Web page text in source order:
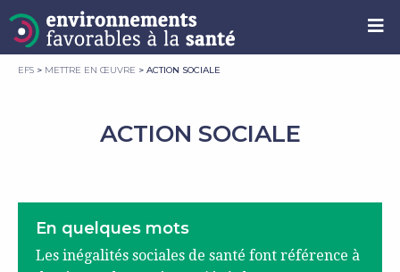
EFS > METTRE EN ŒUVRE > ACTION SOCIALE
ACTION SOCIALE
En quelques mots
Les inégalités sociales de santé font référence à